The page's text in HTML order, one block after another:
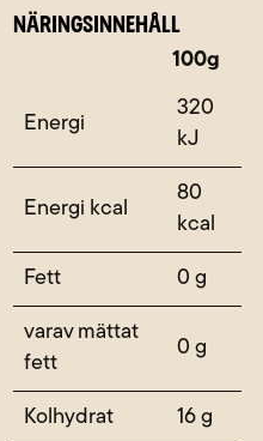
NÄRINGSINNEHÅLL
100g
Energi
320
kJ
Energi kcal
80
kcal
Fett 0 g
varav mättat
fett
0 g
Kolhydrat 16 g